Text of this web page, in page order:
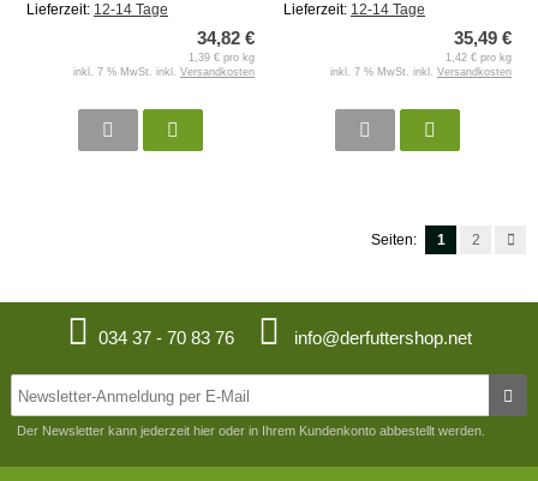
Lieferzeit: 12-14 Tage
34,82 €
1,39 € pro kg
inkl. 7 % MwSt. inkl. Versandkosten
Lieferzeit: 12-14 Tage
35,49 €
1,42 € pro kg
inkl. 7 % MwSt. inkl. Versandkosten
Seiten: 1 2
034 37 - 70 83 76 info@derfuttershop.net
Der Newsletter kann jederzeit hier oder in Ihrem Kundenkonto abbestellt werden.